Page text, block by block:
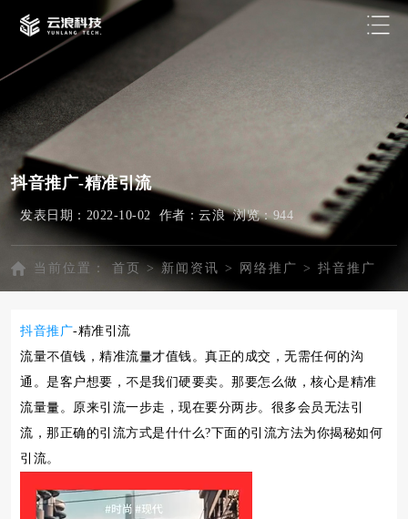
抖音推广-精准引流
发表日期：2022-10-02 作者：云浪 浏览： 944
当前位置： 首页 >新闻资讯 > 网络推广 > 抖音推广
抖音推广-精准引流
流量不值钱，精准流量才值钱。真正的成交，无需任何的沟
通。是客户想要，不是我们硬要卖。那要怎么做，核心是精准
流量量。原来引流一步走，现在要分两步。很多会员无法引
流，那正确的引流方式是什什么?下面的引流方法为你揭秘如何
引流。